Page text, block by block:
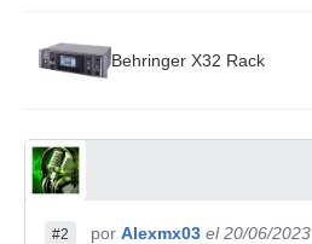
Behringer X32 Rack
#2 por Alexmx03 el 20/06/2023